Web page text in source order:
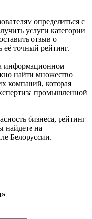
определиться с
услуги категории
отзыв о
её точный рейтинг.
информационном
найти множество
компаний, которая
промышленной
бизнеса, рейтинг
найдете на
Белоруссии.